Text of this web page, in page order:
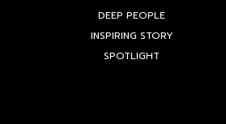
DEEP PEOPLE
INSPIRING STORY
SPOTLIGHT